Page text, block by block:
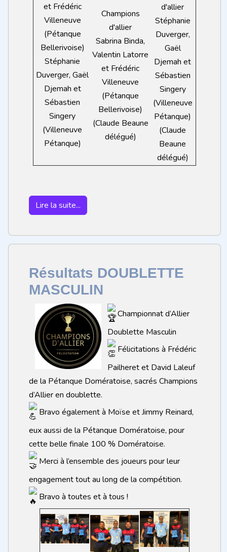
et Frédéric
Villeneuve
(Pétanque
Bellerivoise)
Stéphanie
Duverger, Gaël
Djemah et
Sébastien
Singery
(Villeneuve
Pétanque)
Champions
d'allier
Sabrina Binda,
Valentin Latorre
et Frédéric
Villeneuve
(Pétanque
Bellerivoise)
(Claude Beaune
délégué)
d'allier
Stéphanie
Duverger,
Gaël
Djemah et
Sébastien
Singery
(Villeneuve
Pétanque)
(Claude
Beaune
délégué)
Lire la suite...
Résultats DOUBLETTE
MASCULIN
Championnat d’Allier
Doublette Masculin
Félicitations à Frédéric
Pailheret et David Laleuf
de la Pétanque Domératoise, sacrés Champions
d’Allier en doublette.
Bravo également à Moïse et Jimmy Reinard,
eux aussi de la Pétanque Domératoise, pour
cette belle finale 100 % Domératoise.
Merci à l’ensemble des joueurs pour leur
engagement tout au long de la compétition.
Bravo à toutes et à tous !